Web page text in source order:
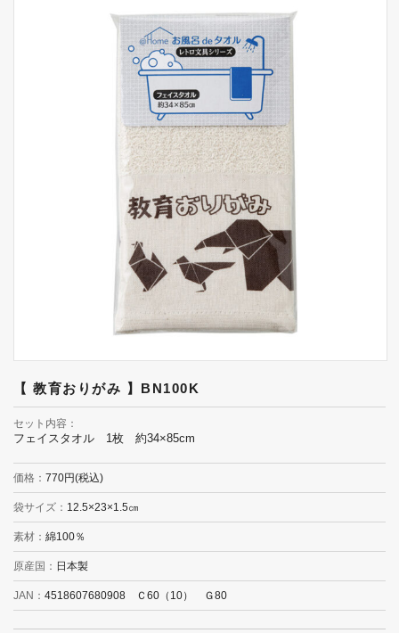
【 教育おりがみ 】BN100K
セット内容
フェイスタオル 1枚 約34×85cm
価格 770円(税込)
袋サイズ 12.5×23×1.5㎝
素材 綿100％
原産国 日本製
JAN 4518607680908 Ｃ60（10） Ｇ80